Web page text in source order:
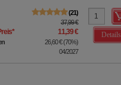
21
37,99 €
* 11,39 €
26,60 €(70%)
04/2027
Details